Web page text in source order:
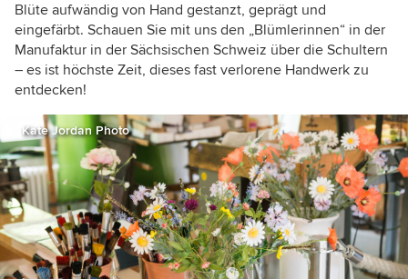
Blüte aufwändig von Hand gestanzt, geprägt und
eingefärbt. Schauen Sie mit uns den „Blümlerinnen“ in der
Manufaktur in der Sächsischen Schweiz über die Schultern
– es ist höchste Zeit, dieses fast verlorene Handwerk zu
entdecken!
Kate Jordan Photo